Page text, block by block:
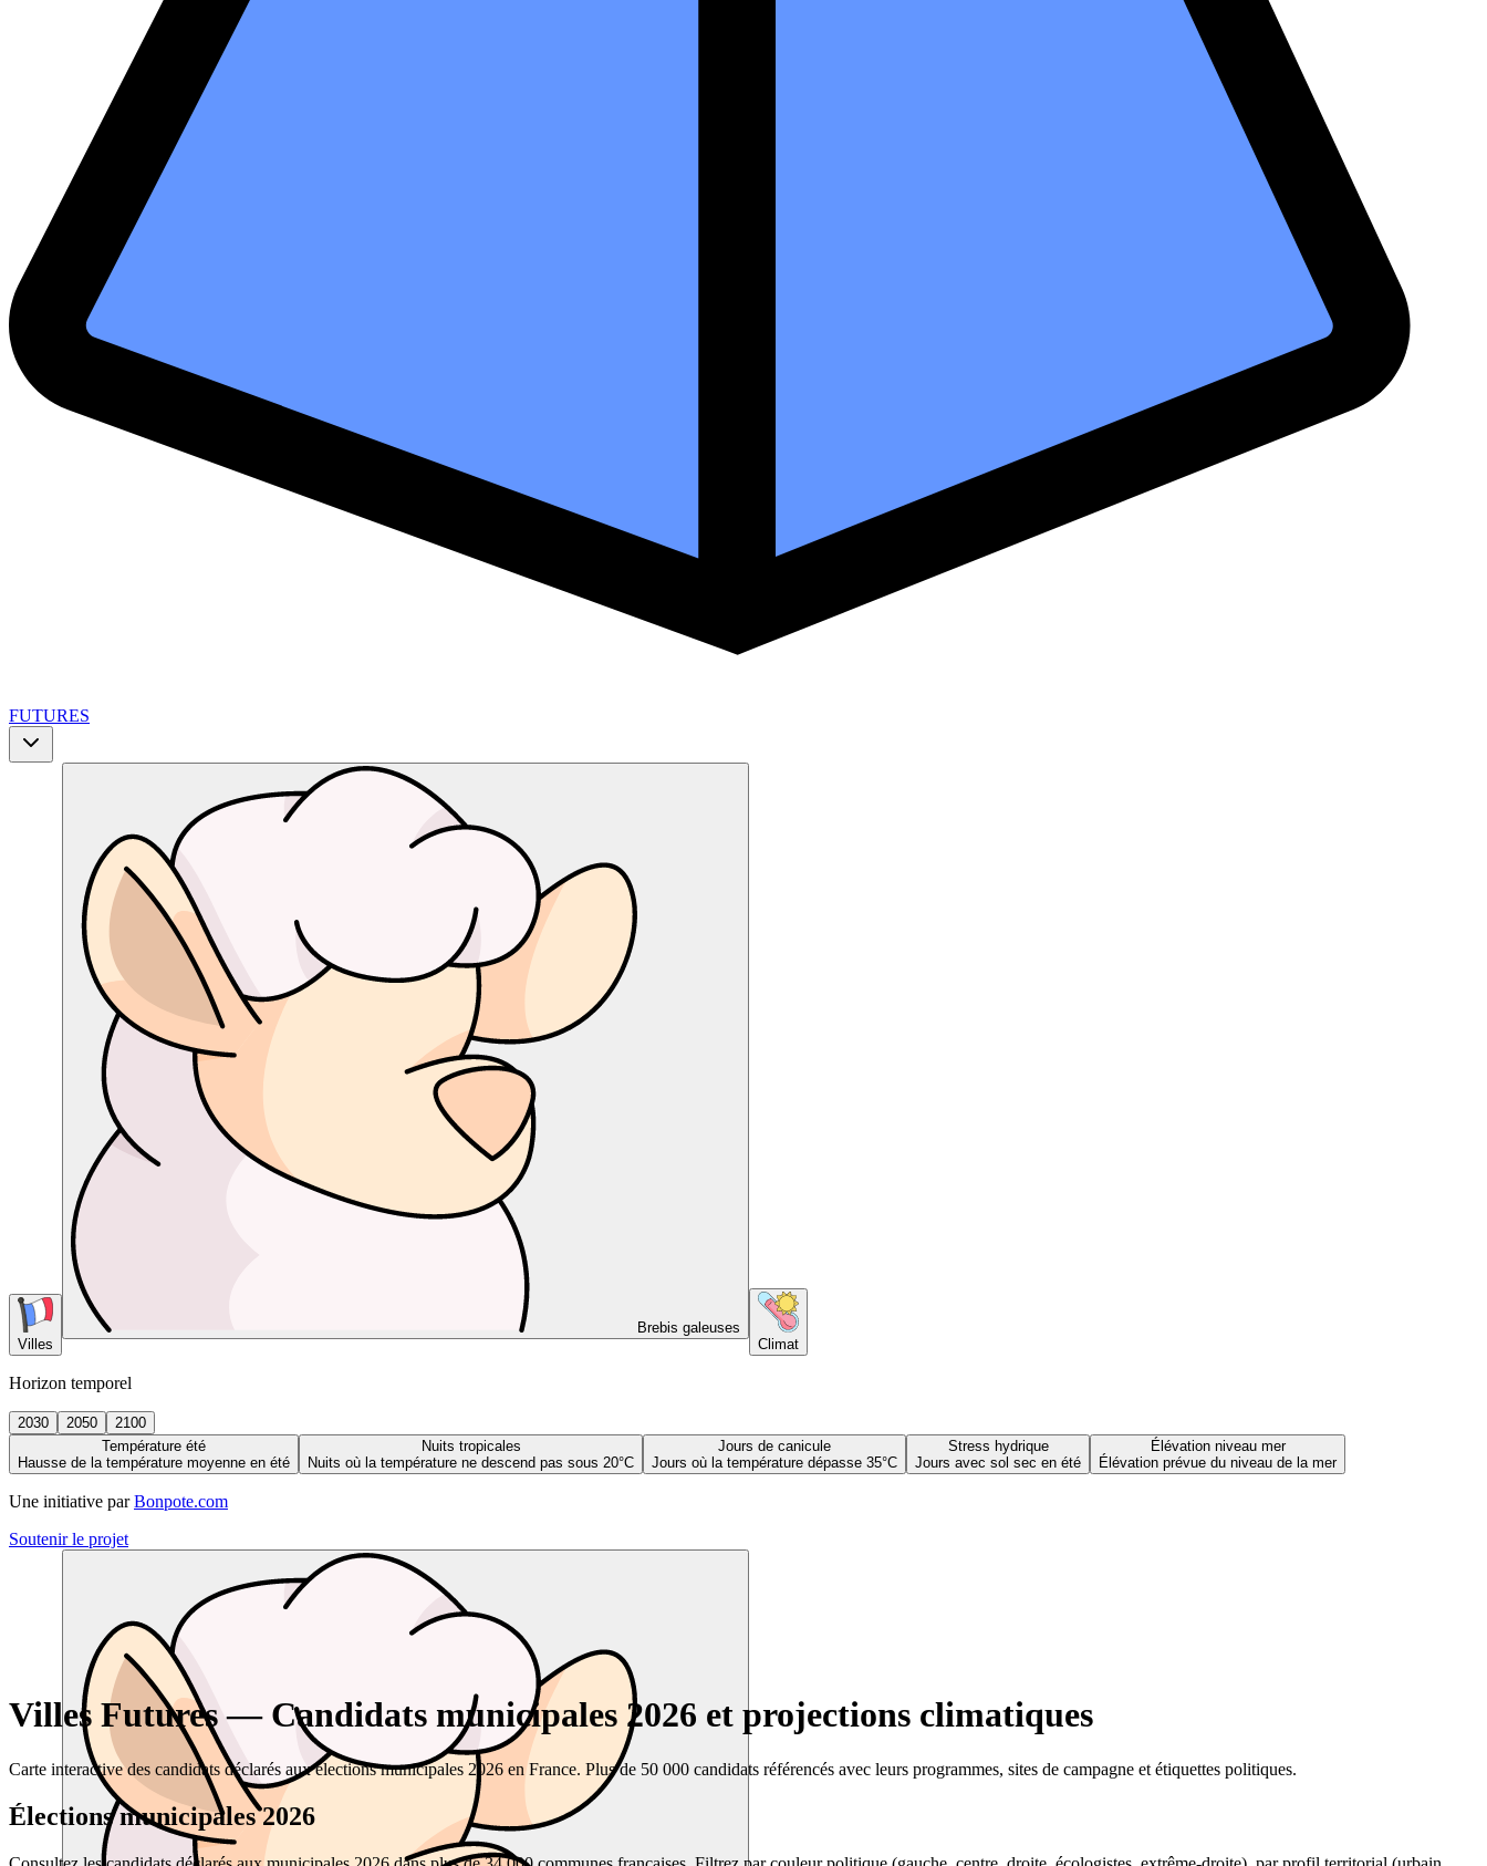
FUTURES
Villes
Brebis galeuses
Climat
Horizon temporel
2030 2050
2100
Température été
Hausse de la température moyenne en été
Nuits tropicales
Nuits où la température ne descend pas sous 20°C
Jours de canicule
Jours où la température dépasse 35°C
Stress hydrique
Jours avec sol sec en été
Élévation niveau mer
Élévation prévue du niveau de la mer
Une initiative par Bonpote.com
Soutenir le projet
Villes Futures — Candidats municipales 2026 et projections climatiques
Carte interactive des candidats déclarés aux élections municipales 2026 en France. Plus de 50 000 candidats référencés avec leurs programmes, sites de campagne et étiquettes politiques.
Élections municipales 2026